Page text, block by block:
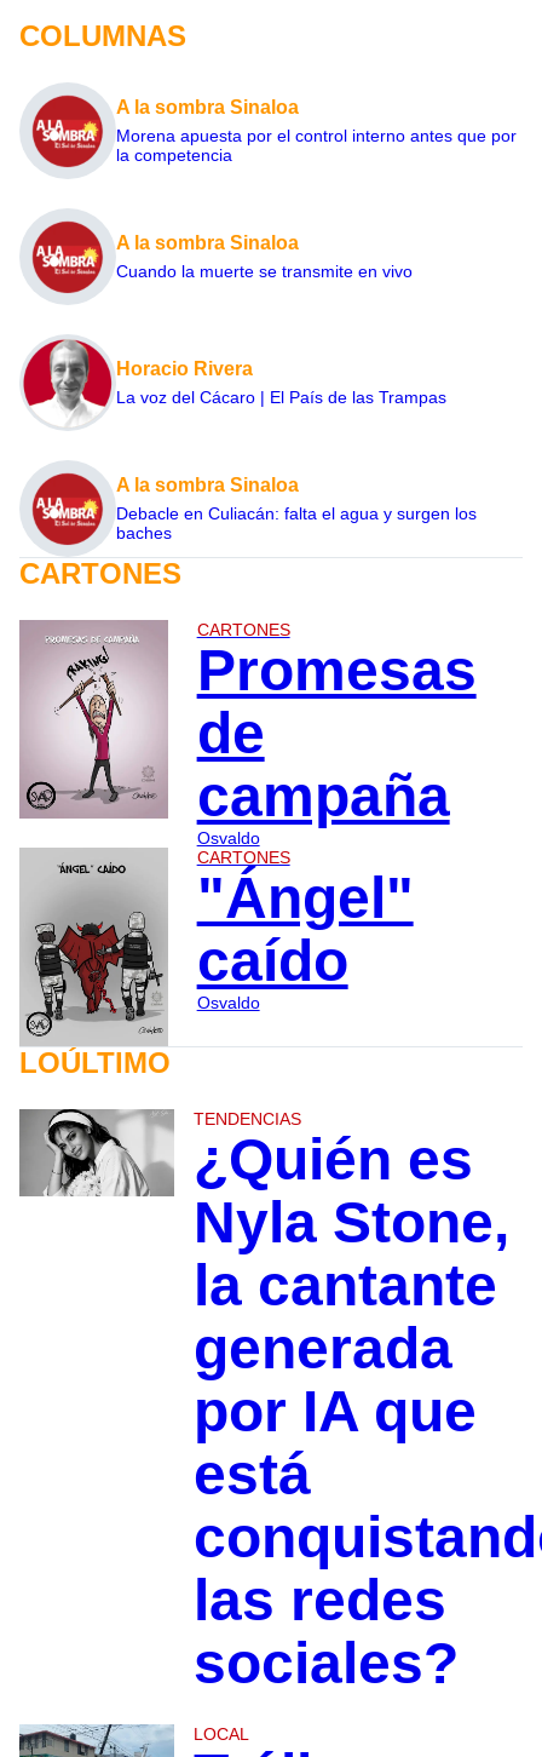
COLUMNAS
A la sombra Sinaloa
Morena apuesta por el control interno antes que por
la competencia
A la sombra Sinaloa
Cuando la muerte se transmite en vivo
Horacio Rivera
La voz del Cácaro | El País de las Trampas
A la sombra Sinaloa
Debacle en Culiacán: falta el agua y surgen los
baches
CARTONES
CARTONES
Promesas
de
campaña
Osvaldo
CARTONES
"Ángel"
caído
Osvaldo
LOÚLTIMO
TENDENCIAS
¿Quién es
Nyla Stone,
la cantante
generada
por IA que
está
las redes
sociales?
LOCAL